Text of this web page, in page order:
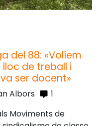
del 88: «Volíem
de treball i
ser docent»
Albors
1
Moviments de